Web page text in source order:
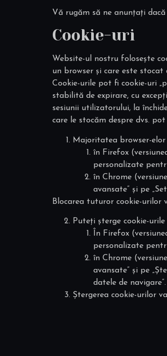
Vă rugăm să ne anunțați
Cookie-uri
Website-ul nostru folosește
un browser și care este
Cookie-urile pot fi cookie-uri
stabilită de expirare, cu
sesiunii utilizatorului, la
care le stocăm despre dvs.
Majoritatea browser-
în Firefox
personalizate
în Chrome
avansate” și pe
Blocarea tuturor cookie-
Puteți șterge cookie-
În Firefox
personalizate
în Chrome
avansate” și pe
datele de navigare”.
Ștergerea cookie-urilor